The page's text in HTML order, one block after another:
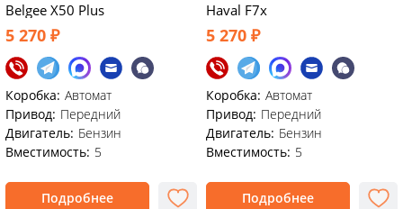
Belgee X50 Plus
5 270 ₽
Коробка: Автомат
Привод: Передний
Двигатель: Бензин
Вместимость: 5
Подробнее
Haval F7x
5 270 ₽
Коробка: Автомат
Привод: Передний
Двигатель: Бензин
Вместимость: 5
Подробнее